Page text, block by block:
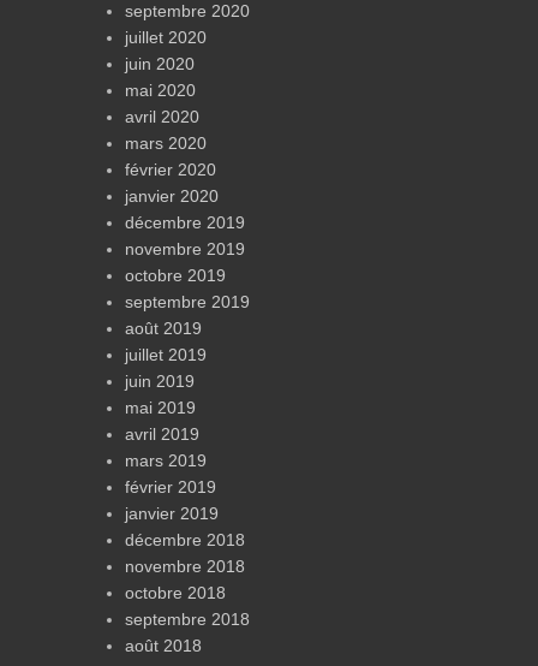
septembre 2020
juillet 2020
juin 2020
mai 2020
avril 2020
mars 2020
février 2020
janvier 2020
décembre 2019
novembre 2019
octobre 2019
septembre 2019
août 2019
juillet 2019
juin 2019
mai 2019
avril 2019
mars 2019
février 2019
janvier 2019
décembre 2018
novembre 2018
octobre 2018
septembre 2018
août 2018